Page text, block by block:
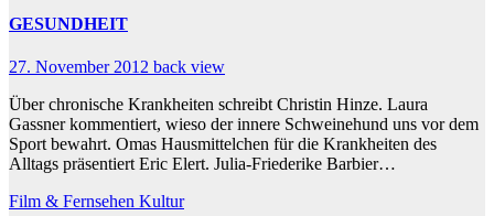
GESUNDHEIT
27. November 2012 back view
Über chronische Krankheiten schreibt Christin Hinze. Laura
Gassner kommentiert, wieso der innere Schweinehund uns vor dem
Sport bewahrt. Omas Hausmittelchen für die Krankheiten des
Alltags präsentiert Eric Elert. Julia-Friederike Barbier…
Film & Fernsehen Kultur